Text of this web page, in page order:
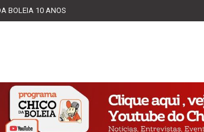
BOLEIA 10 ANOS